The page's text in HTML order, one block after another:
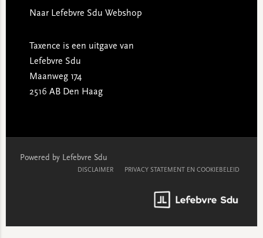
Naar Lefebvre Sdu Webshop
Taxence is een uitgave van
Lefebvre Sdu
Maanweg 174
2516 AB Den Haag
Powered by Lefebvre Sdu
DISCLAIMER PRIVACY STATEMENT EN COOKIEBELEID